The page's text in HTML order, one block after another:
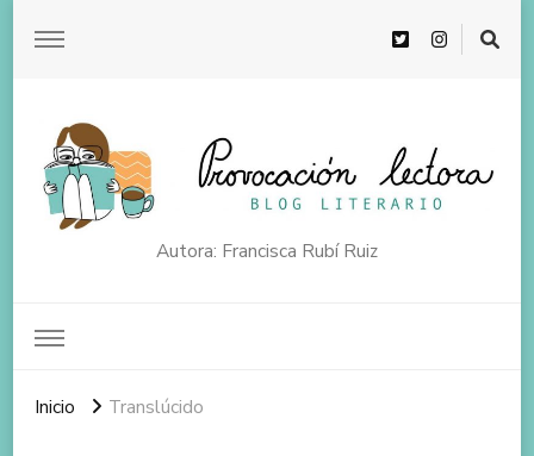
Autora: Francisca Rubí Ruiz
Inicio Translúcido